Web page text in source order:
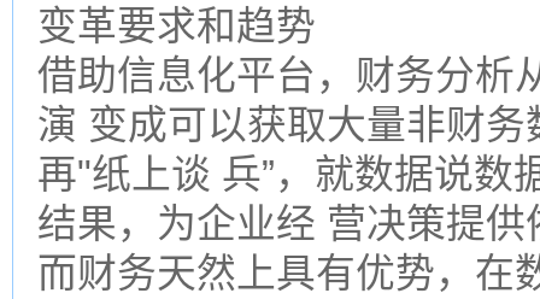
变革要求和趋势
借助信息化平台，财务分析
演 变成可以获取大量非财
再"纸上谈 兵”，就数据说数
结果，为企业经 营决策提供
而财务天然上具有优势，在